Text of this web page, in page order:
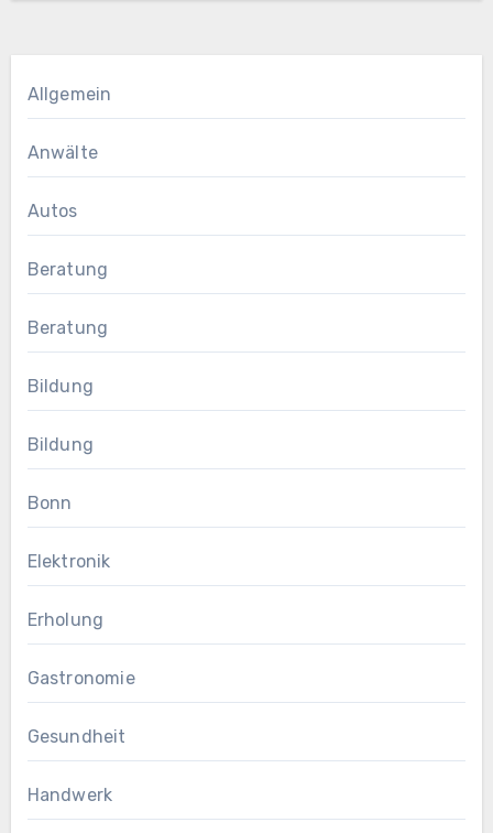
Allgemein
Anwälte
Autos
Beratung
Beratung
Bildung
Bildung
Bonn
Elektronik
Erholung
Gastronomie
Gesundheit
Handwerk